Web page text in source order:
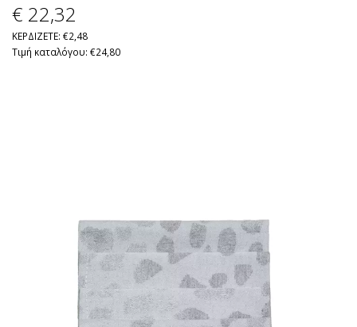
€ 22,32
ΚΕΡΔΙΖΕΤΕ: €2,48
Τιμή καταλόγου: €24,80